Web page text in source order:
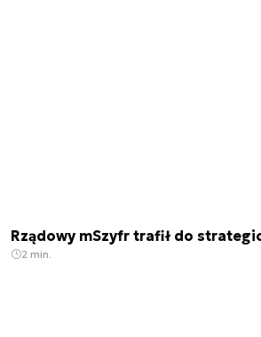
Rządowy mSzyfr trafił do
2 min.